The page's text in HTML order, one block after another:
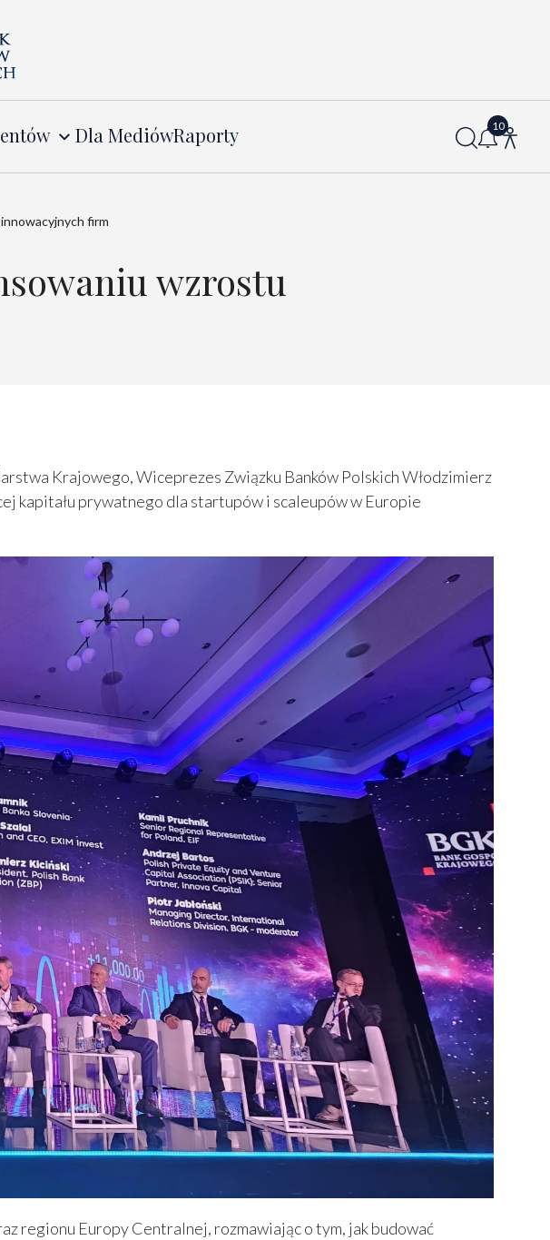
Dla MediówRaporty
firm
wzrostu
Krajowego, Wiceprezes Związku Banków Polskich Włodzimierz
kapitału prywatnego dla startupów i scaleupów w Europie
regionu Europy Centralnej, rozmawiając o tym, jak budować